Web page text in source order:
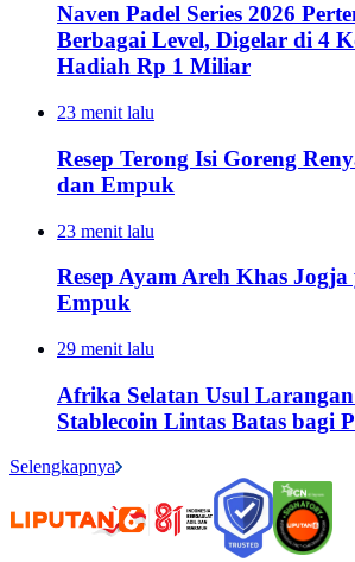
Naven Padel Series 2026
Berbagai Level, Digelar di 4
Hadiah Rp 1 Miliar
23 menit lalu
Resep Terong Isi Goreng
dan Empuk
23 menit lalu
Resep Ayam Areh Khas
Empuk
29 menit lalu
Afrika Selatan Usul
Stablecoin Lintas Batas bagi
Selengkapnya